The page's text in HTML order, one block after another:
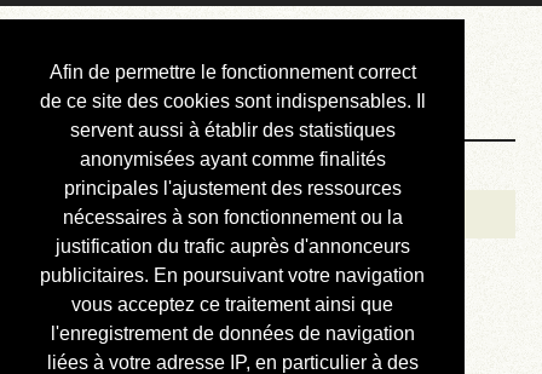
Afin de permettre le fonctionnement correct
de ce site des cookies sont indispensables. Il
servent aussi à établir des statistiques
anonymisées ayant comme finalités
principales l'ajustement des ressources
nécessaires à son fonctionnement ou la
justification du trafic auprès d'annonceurs
publicitaires. En poursuivant votre navigation
vous acceptez ce traitement ainsi que
l'enregistrement de données de navigation
liées à votre adresse IP, en particulier à des
Courbis, « LE »
Blog Officiel
Bienvenue
Réalisations
Divers (et d’été)
Annonces
Liens externes